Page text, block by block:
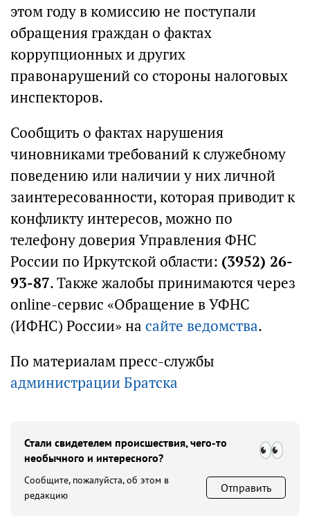
этом году в комиссию не поступали
обращения граждан о фактах
коррупционных и других
правонарушений со стороны налоговых
инспекторов.
Сообщить о фактах нарушения
чиновниками требований к служебному
поведению или наличии у них личной
заинтересованности, которая приводит к
конфликту интересов, можно по
телефону доверия Управления ФНС
России по Иркутской области: (3952) 26-
93-87. Также жалобы принимаются через
online-сервис «Обращение в УФНС
(ИФНС) России» на сайте ведомства.
По материалам пресс-службы
администрации Братска
Стали свидетелем происшествия, чего-то
необычного и интересного?
Сообщите, пожалуйста, об этом в
редакцию
Отправить